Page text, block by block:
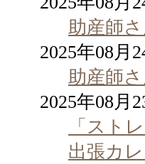
助産師
2025年08月
助産師
2025年08月
「スト
出張カ